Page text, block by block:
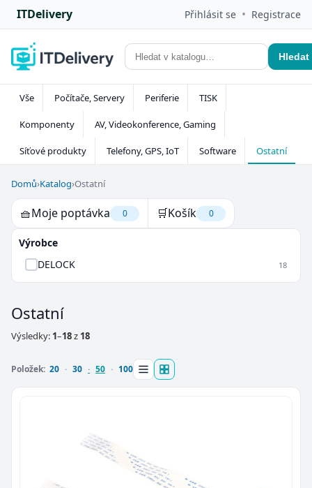
ITDelivery Přihlásit se • Registrace
Hledat
Vše Počítače, Servery Periferie TISK
Komponenty AV, Videokonference, Gaming
Síťové produkty Telefony, GPS, IoT Software Ostatní
Domů›Katalog›Ostatní
🧺Moje poptávka 0 🛒Košík 0
Výrobce
DELOCK
18
Ostatní
Výsledky: 1–18z 18
Položek: 20 30 50 100